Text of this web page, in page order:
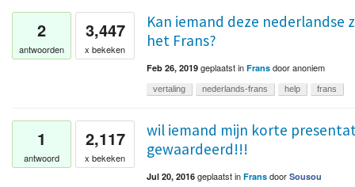
2
antwoorden
3,447
x bekeken
Kan iemand deze
het Frans?
Feb 26, 2019 geplaatstin Frans dooranoniem
vertaling nederlands-frans help frans
1
antwoord
2,117
x bekeken
wil iemand mijn korte
gewaardeerd!!!
Jul 20, 2016 geplaatstin Frans door Sousou